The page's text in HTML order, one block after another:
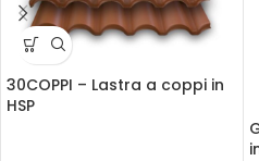
30COPPI – Lastra a coppi in
HSP